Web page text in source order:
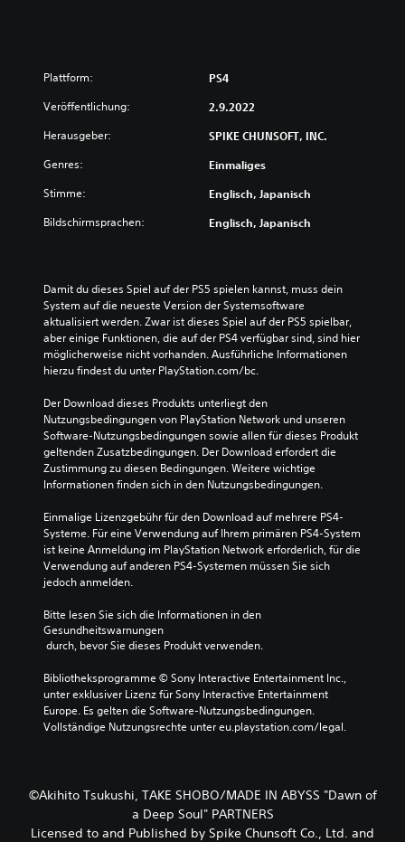
Plattform: PS4
Veröffentlichung: 2.9.2022
Herausgeber: SPIKE CHUNSOFT, INC.
Genres: Einmaliges
Stimme: Englisch, Japanisch
Bildschirmsprachen: Englisch, Japanisch
Damit du dieses Spiel auf der PS5 spielen kannst, muss dein
System auf die neueste Version der Systemsoftware
aktualisiert werden. Zwar ist dieses Spiel auf der PS5 spielbar,
aber einige Funktionen, die auf der PS4 verfügbar sind, sind hier
möglicherweise nicht vorhanden. Ausführliche Informationen
hierzu findest du unter PlayStation.com/bc.
Der Download dieses Produkts unterliegt den
Nutzungsbedingungen von PlayStation Network und unseren
Software-Nutzungsbedingungen sowie allen für dieses Produkt
geltenden Zusatzbedingungen. Der Download erfordert die
Zustimmung zu diesen Bedingungen. Weitere wichtige
Informationen finden sich in den Nutzungsbedingungen.
Einmalige Lizenzgebühr für den Download auf mehrere PS4-
Systeme. Für eine Verwendung auf Ihrem primären PS4-System
ist keine Anmeldung im PlayStation Network erforderlich, für die
Verwendung auf anderen PS4-Systemen müssen Sie sich
jedoch anmelden.
Bitte lesen Sie sich die Informationen in den
Gesundheitswarnungen
durch, bevor Sie dieses Produkt verwenden.
Bibliotheksprogramme © Sony Interactive Entertainment Inc.,
unter exklusiver Lizenz für Sony Interactive Entertainment
Europe. Es gelten die Software-Nutzungsbedingungen.
Vollständige Nutzungsrechte unter eu.playstation.com/legal.
©Akihito Tsukushi, TAKE SHOBO/MADE IN ABYSS "Dawn of
a Deep Soul" PARTNERS
Licensed to and Published by Spike Chunsoft Co., Ltd. and